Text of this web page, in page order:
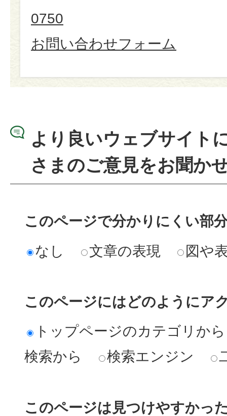
0750
お問い合わせフォーム
より良いウェブサイト
さまのご意見をお聞か
このページで分かりにくい部
なし
文章の表現 図や
このページにはどのようにア
トップページのカテゴリから
検索から
検索エンジン
このページは見つけやすかっ